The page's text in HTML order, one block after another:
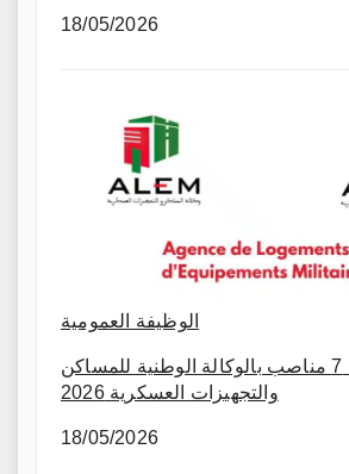
18/05/2026
الوظيفة العمومية
مباراة توظيف 7 مناصب بالوكالة الوطنية للمساكن
والتجهيزات العسكرية 2026
18/05/2026